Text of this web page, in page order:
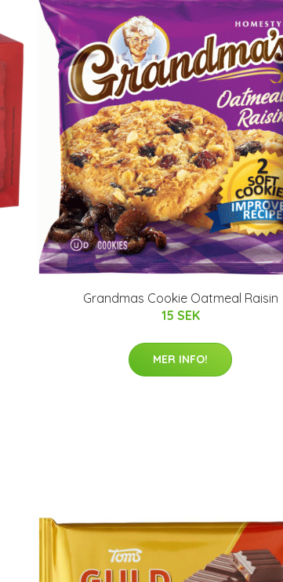
Grandmas Cookie Oatmeal Raisin
15 SEK
MER INFO!